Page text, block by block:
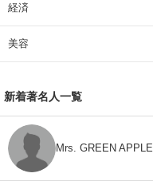
経済
美容
新着著名人一覧
Mrs. GREEN APPLE